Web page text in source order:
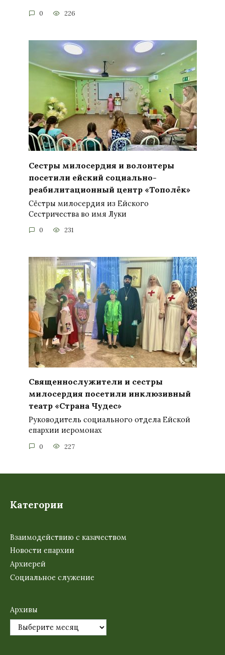
0 226
Сестры милосердия и волонтеры
посетили ейский социально-
реабилитационный центр «Тополёк»
Сёстры милосердия из Ейского
Сестричества во имя Луки
0 231
Священнослужители и сестры
милосердия посетили инклюзивный
театр «Страна Чудес»
Руководитель социального отдела Ейской
епархии иеромонах
0 227
Категории
Взаимодействию с казачеством
Новости епархии
Архиерей
Социальное служение
Архивы